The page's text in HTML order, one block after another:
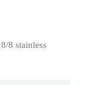
8 stainless